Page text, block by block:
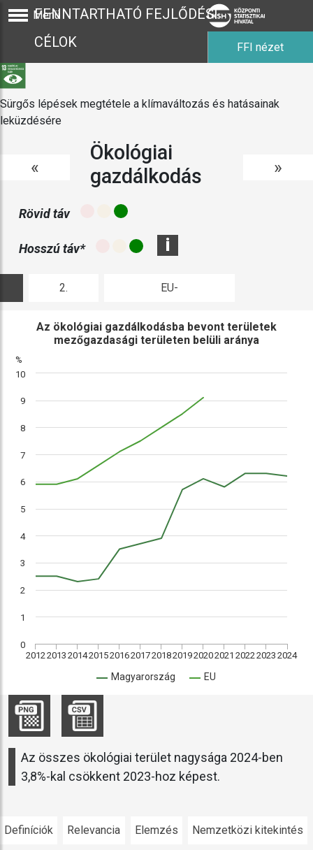
Menü
FENNTARTHATÓ FEJLŐDÉSI
CÉLOK
FFI nézet
Sürgős lépések megtétele a klímaváltozás és hatásainak
leküzdésére
«
Ökológiai
gazdálkodás
»
Rövid táv
Hosszú táv* i
2. EU-
%
Az ökológiai gazdálkodásba bevont területek
mezőgazdasági területen belüli aránya
20122013 20142015201620172018201920202021 20222023 2024
0
1
2
3
4
5
6
7
8
9
10
Magyarország EU
Az összes ökológiai terület nagysága 2024-ben
3,8%-kal csökkent 2023-hoz képest.
Definíciók Relevancia Elemzés Nemzetközi kitekintés